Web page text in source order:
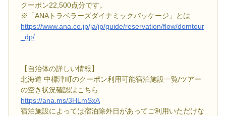
クーポン22,500点分です。
※「ANAトラベラーズダイナミックパッケージ」とは
https://www.ana.co.jp/ja/jp/guide/reservation/flow/domtour
_dp/
【自治体の詳しい情報】
北海道 中標津町のクーポン利用可能宿泊施設一覧/ツアー
の空き状況確認はこちら
https://ana.ms/3HLmSxA
宿泊施設によっては宿泊除外日があってご利用いただけな